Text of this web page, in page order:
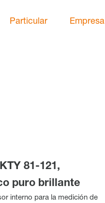
Particular Empresa
81-121,
puro brillante
interno para la medición de